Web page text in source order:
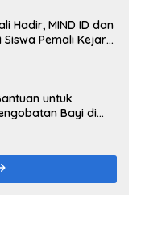
Hadir, MIND ID dan
Siswa Pemali Kejar
untuk
Bayi di